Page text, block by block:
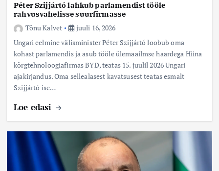
Péter Szijjártó lahkub parlamendist tööle
rahvusvahelisse suurfirmasse
Tõnu Kalvet
juuli 16, 2026
Ungari eelmine välisminister Péter Szijjártó loobub oma
kohast parlamendis ja asub tööle ülemaailmse haardega Hiina
kõrgtehnoloogiafirmas BYD, teatas 15. juulil 2026 Ungari
ajakirjandus. Oma sellealasest kavatsusest teatas esmalt
Szijjártó ise…
Loe edasi